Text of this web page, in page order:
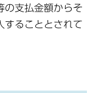
の支払金額からそ
することとされて